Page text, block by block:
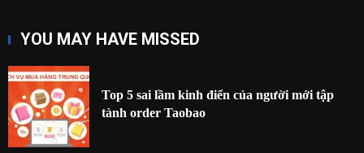
YOU MAY HAVE MISSED
Top 5 sai lầm kinh điển của người mới tập
tành order Taobao